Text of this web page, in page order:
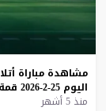
مشاهدة مباراة
اليوم 25-2-2026 قمة
منذ 5 أشهر